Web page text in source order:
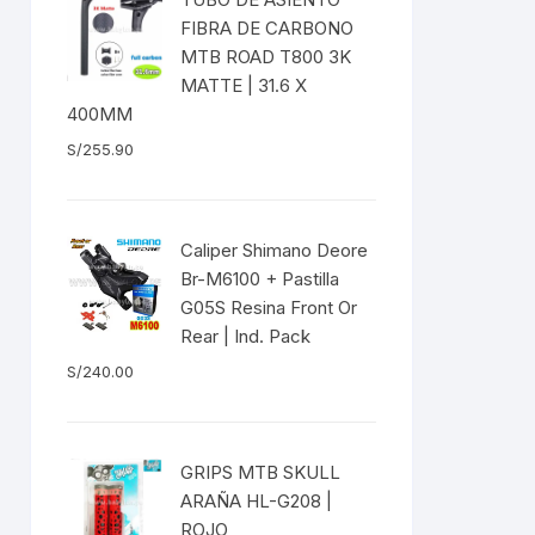
EXTRACTOR LLAVES PARA
MONOPLATOS
FIBRA DE CARBONO
MTB ROAD T800 3K
MATTE | 31.6 X
400MM
S/255.90
Caliper Shimano Deore
Br-M6100 + Pastilla
G05S Resina Front Or
Rear | Ind. Pack
S/240.00
GRIPS MTB SKULL
ARAÑA HL-G208 |
ROJO